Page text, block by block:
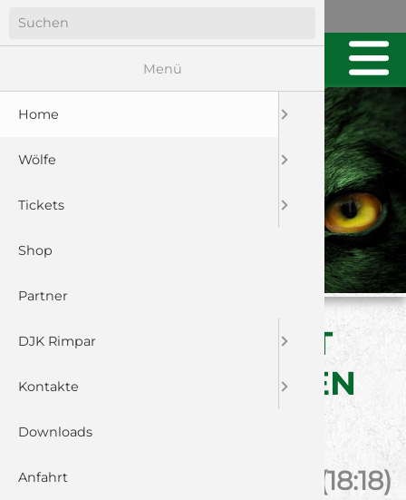
U23: SPIELBERICHT
HSV HOCHFRANKEN
JUNGWÖLFE U23 32:32 (18:18)
Menü
Home
Wölfe
Tickets
Shop
Partner
DJK Rimpar
Kontakte
Downloads
Anfahrt